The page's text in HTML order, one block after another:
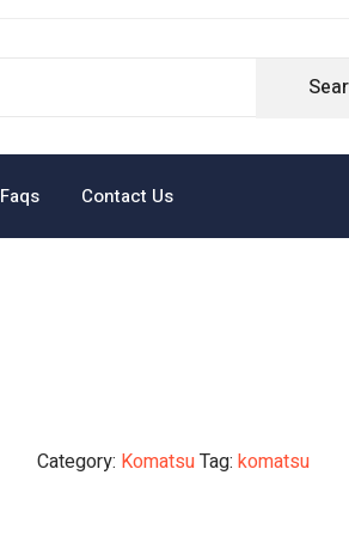
Faqs Contact Us
Category: KomatsuTag: komatsu